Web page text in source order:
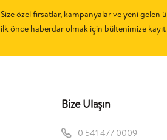
Size özel fırsatlar, kampanyalar ve yeni gelen
ilk önce haberdar olmak için bültenimize
Bize Ulaşın
0 541 477 0009